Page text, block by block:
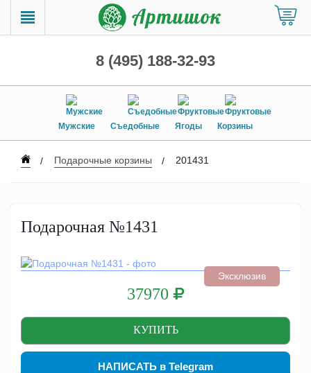
8 (495) 188-32-93
Мужские Съедобные Ягоды Корзины
Подарочные корзины 201431
Эксклюзив
Подарочная №1431
37970
НАПИСАТЬ в Telegram